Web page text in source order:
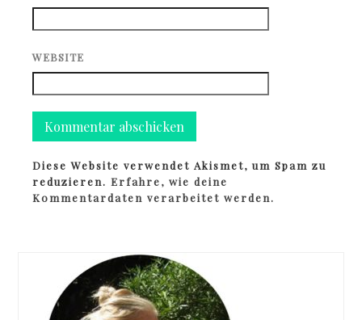
WEBSITE
Diese Website verwendet Akismet, um Spam zu
reduzieren.Erfahre, wie deine
Kommentardaten verarbeitet werden.